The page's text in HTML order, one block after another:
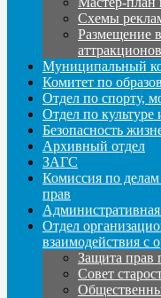
Схемы
Размещение
аттракционов
Муниципальный
Комитет по
Отдел по спорту,
Отдел по культуре
Безопасность
Архивный отдел
ЗАГС
Комиссия по
прав
Отдел
взаимодействия
Защита прав
Совет